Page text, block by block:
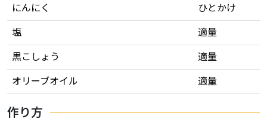
にんにく
ひとかけ
塩
適量
黒こしょう
適量
オリーブオイル
適量
作り方